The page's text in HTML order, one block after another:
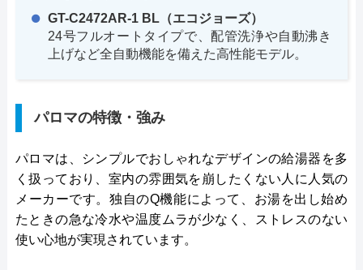
GT-C2472AR-1 BL（エコジョーズ）
24号フルオートタイプで、配管洗浄や自動沸き
上げなど全自動機能を備えた高性能モデル。
パロマの特徴・強み
パロマは、シンプルでおしゃれなデザインの給湯器を多
く扱っており、室内の雰囲気を崩したくない人に人気の
メーカーです。独自のQ機能によって、お湯を出し始め
たときの急な冷水や温度ムラが少なく、ストレスのない
使い心地が実現されています。